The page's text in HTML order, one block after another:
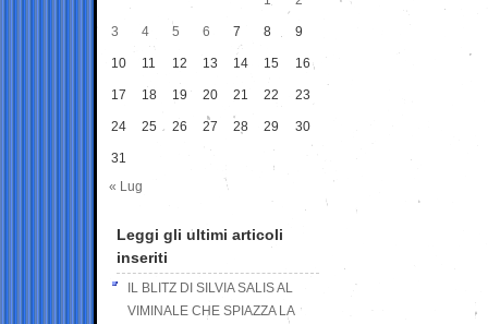
3 4 5 6 7 8 9
10 11 12 13 14 15 16
17 18 19 20 21 22 23
24 25 26 27 28 29 30
31
« Lug
Leggi gli ultimi articoli
inseriti
IL BLITZ DI SILVIA SALIS AL
VIMINALE CHE SPIAZZA LA